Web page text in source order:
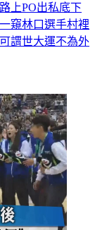
上PO出私底下
窺林口選手村裡
謂世大運不為外